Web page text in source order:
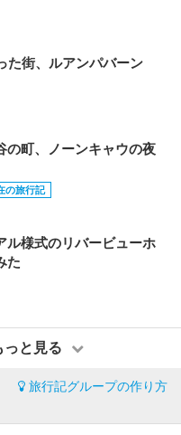
た街、ルアンパバーン
の町、ノーンキャウの夜
の旅行記
ル様式のリバービューホ
た
っと見る
旅行記グループの作り方